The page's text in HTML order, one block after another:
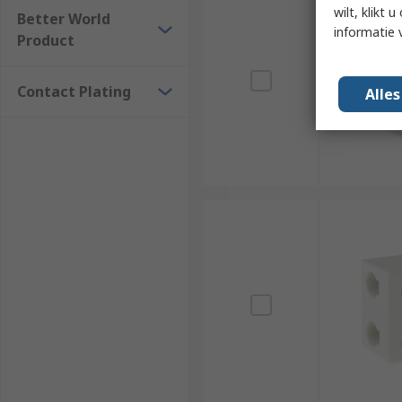
Better World
Product
Contact Plating
wilt, klikt u
informatie